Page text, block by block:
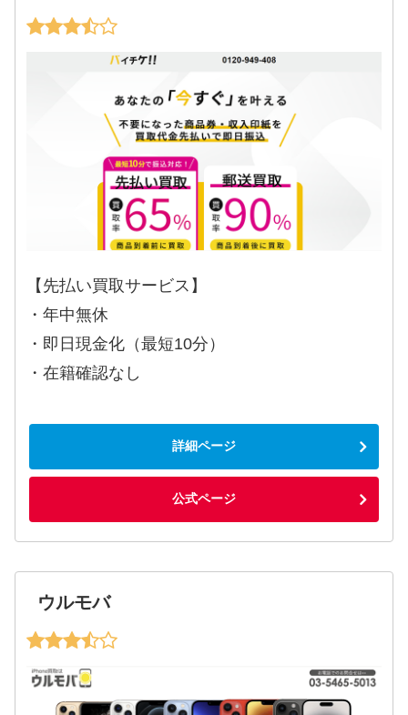
【先払い買取サービス】
・年中無休
・即日現金化（最短10分）
・在籍確認なし
詳細ページ
公式ページ
ウルモバ